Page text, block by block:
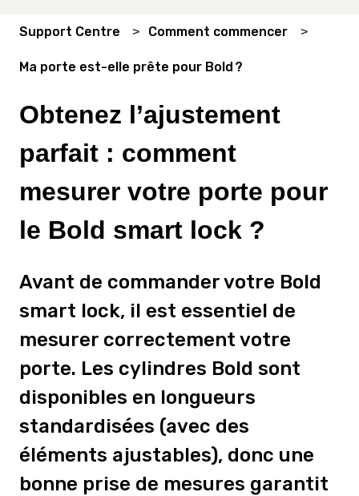
Support Centre Comment commencer
Ma porte est-elle prête pour Bold ?
Obtenez l’ajustement
parfait : comment
mesurer votre porte pour
le Bold smart lock ?
Avant de commander votre Bold
smart lock, il est essentiel de
mesurer correctement votre
porte. Les cylindres Bold sont
disponibles en longueurs
standardisées (avec des
éléments ajustables), donc une
bonne prise de mesures garantit